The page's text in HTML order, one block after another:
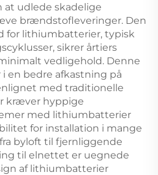
at udlede skadelige
brændstofleveringer. Den
for lithiumbatterier, typisk
sikrer årtiers
vedligehold. Denne
en bedre afkastning på
med traditionelle
kræver hyppige
med lithiumbatterier
for installation i mange
byloft til fjernliggende
til elnettet er uegnede
af lithiumbatterier